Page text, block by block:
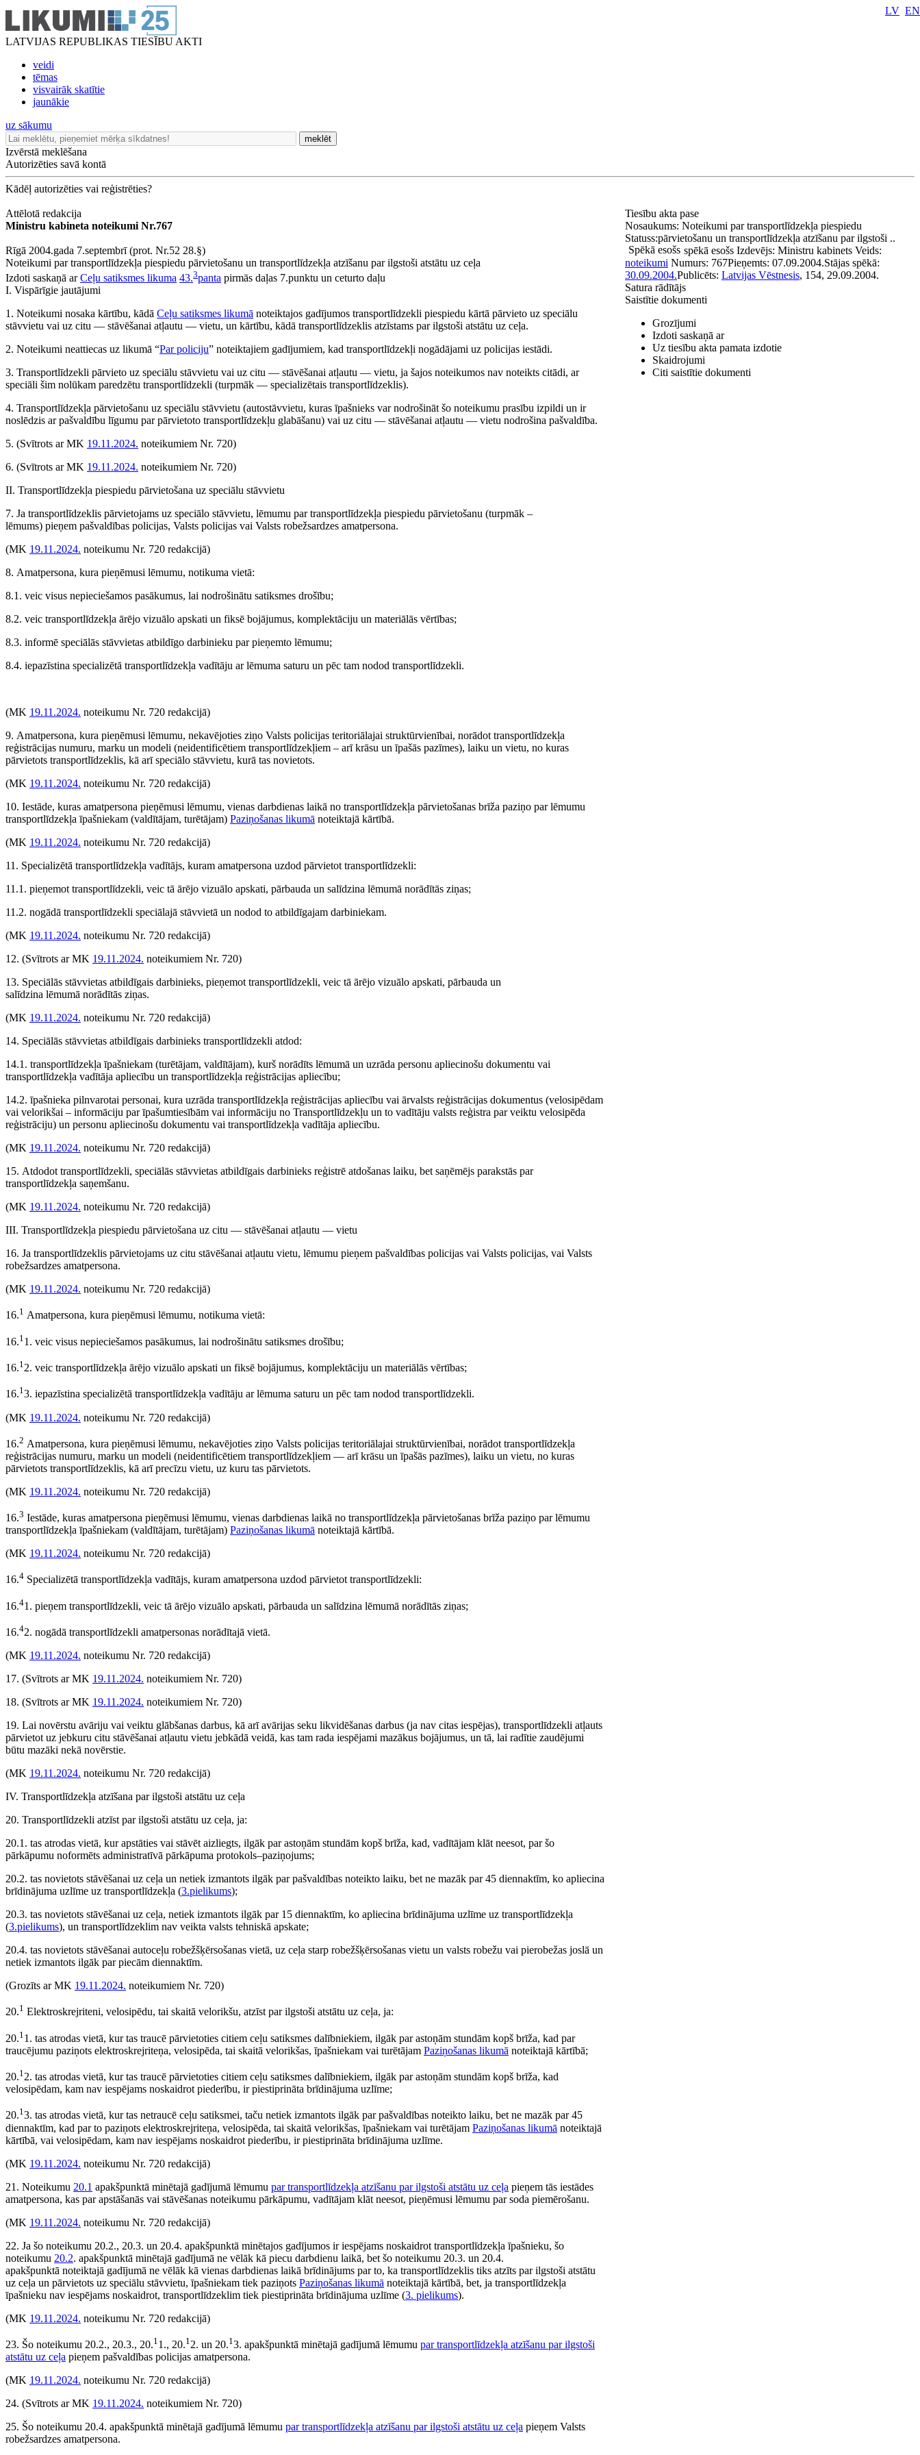
LATVIJAS REPUBLIKAS TIESĪBU AKTI
veidi
tēmas
visvairāk skatītie
jaunākie
LV EN
uz sākumu
meklēt
Izvērstā meklēšana
Autorizēties savā kontā
Kādēļ autorizēties vai reģistrēties?
Attēlotā redakcija
Ministru kabineta noteikumi Nr.767
Rīgā 2004.gada 7.septembrī (prot. Nr.52 28.§)
Noteikumi par transportlīdzekļa piespiedu pārvietošanu un transportlīdzekļa atzīšanu par ilgstoši atstātu uz ceļa
Izdoti saskaņā arCeļu satiksmes likuma 43.3panta pirmās daļas 7.punktu un ceturto daļu
I. Vispārīgie jautājumi
1. Noteikumi nosaka kārtību, kādā Ceļu satiksmes likumā noteiktajos gadījumos transportlīdzekli piespiedu kārtā pārvieto uz speciālu
stāvvietu vai uz citu — stāvēšanai atļautu — vietu, un kārtību, kādā transportlīdzeklis atzīstams par ilgstoši atstātu uz ceļa.
2. Noteikumi neattiecas uz likumā “Par policiju” noteiktajiem gadījumiem, kad transportlīdzekļi nogādājami uz policijas iestādi.
3. Transportlīdzekli pārvieto uz speciālu stāvvietu vai uz citu — stāvēšanai atļautu — vietu, ja šajos noteikumos nav noteikts citādi, ar
speciāli šim nolūkam paredzētu transportlīdzekli (turpmāk — specializētais transportlīdzeklis).
4. Transportlīdzekļa pārvietošanu uz speciālu stāvvietu (autostāvvietu, kuras īpašnieks var nodrošināt šo noteikumu prasību izpildi un ir
noslēdzis ar pašvaldību līgumu par pārvietoto transportlīdzekļu glabāšanu) vai uz citu — stāvēšanai atļautu — vietu nodrošina pašvaldība.
5. (Svītrots ar MK 19.11.2024. noteikumiem Nr. 720)
6. (Svītrots ar MK 19.11.2024. noteikumiem Nr. 720)
II. Transportlīdzekļa piespiedu pārvietošana uz speciālu stāvvietu
7. Ja transportlīdzeklis pārvietojams uz speciālo stāvvietu, lēmumu par transportlīdzekļa piespiedu pārvietošanu (turpmāk –
lēmums) pieņem pašvaldības policijas, Valsts policijas vai Valsts robežsardzes amatpersona.
(MK 19.11.2024. noteikumu Nr. 720 redakcijā)
8. Amatpersona, kura pieņēmusi lēmumu, notikuma vietā:
8.1. veic visus nepieciešamos pasākumus, lai nodrošinātu satiksmes drošību;
8.2. veic transportlīdzekļa ārējo vizuālo apskati un fiksē bojājumus, komplektāciju un materiālās vērtības;
8.3. informē speciālās stāvvietas atbildīgo darbinieku par pieņemto lēmumu;
8.4. iepazīstina specializētā transportlīdzekļa vadītāju ar lēmuma saturu un pēc tam nodod transportlīdzekli.
(MK 19.11.2024. noteikumu Nr. 720 redakcijā)
9. Amatpersona, kura pieņēmusi lēmumu, nekavējoties ziņo Valsts policijas teritoriālajai struktūrvienībai, norādot transportlīdzekļa
reģistrācijas numuru, marku un modeli (neidentificētiem transportlīdzekļiem – arī krāsu un īpašās pazīmes), laiku un vietu, no kuras
pārvietots transportlīdzeklis, kā arī speciālo stāvvietu, kurā tas novietots.
(MK 19.11.2024. noteikumu Nr. 720 redakcijā)
10. Iestāde, kuras amatpersona pieņēmusi lēmumu, vienas darbdienas laikā no transportlīdzekļa pārvietošanas brīža paziņo par lēmumu
transportlīdzekļa īpašniekam (valdītājam, turētājam) Paziņošanas likumā noteiktajā kārtībā.
(MK 19.11.2024. noteikumu Nr. 720 redakcijā)
11. Specializētā transportlīdzekļa vadītājs, kuram amatpersona uzdod pārvietot transportlīdzekli:
11.1. pieņemot transportlīdzekli, veic tā ārējo vizuālo apskati, pārbauda un salīdzina lēmumā norādītās ziņas;
11.2. nogādā transportlīdzekli speciālajā stāvvietā un nodod to atbildīgajam darbiniekam.
(MK 19.11.2024. noteikumu Nr. 720 redakcijā)
12. (Svītrots ar MK 19.11.2024. noteikumiem Nr. 720)
13. Speciālās stāvvietas atbildīgais darbinieks, pieņemot transportlīdzekli, veic tā ārējo vizuālo apskati, pārbauda un
salīdzina lēmumā norādītās ziņas.
(MK 19.11.2024. noteikumu Nr. 720 redakcijā)
14. Speciālās stāvvietas atbildīgais darbinieks transportlīdzekli atdod:
14.1. transportlīdzekļa īpašniekam (turētājam, valdītājam), kurš norādīts lēmumā un uzrāda personu apliecinošu dokumentu vai
transportlīdzekļa vadītāja apliecību un transportlīdzekļa reģistrācijas apliecību;
14.2. īpašnieka pilnvarotai personai, kura uzrāda transportlīdzekļa reģistrācijas apliecību vai ārvalsts reģistrācijas dokumentus (velosipēdam
vai velorikšai – informāciju par īpašumtiesībām vai informāciju no Transportlīdzekļu un to vadītāju valsts reģistra par veiktu velosipēda
reģistrāciju) un personu apliecinošu dokumentu vai transportlīdzekļa vadītāja apliecību.
(MK 19.11.2024. noteikumu Nr. 720 redakcijā)
15. Atdodot transportlīdzekli, speciālās stāvvietas atbildīgais darbinieks reģistrē atdošanas laiku, bet saņēmējs parakstās par
transportlīdzekļa saņemšanu.
(MK 19.11.2024. noteikumu Nr. 720 redakcijā)
III. Transportlīdzekļa piespiedu pārvietošana uz citu — stāvēšanai atļautu — vietu
16. Ja transportlīdzeklis pārvietojams uz citu stāvēšanai atļautu vietu, lēmumu pieņem pašvaldības policijas vai Valsts policijas, vai Valsts
robežsardzes amatpersona.
(MK 19.11.2024. noteikumu Nr. 720 redakcijā)
16.1 Amatpersona, kura pieņēmusi lēmumu, notikuma vietā:
16.1 1. veic visus nepieciešamos pasākumus, lai nodrošinātu satiksmes drošību;
16.1 2. veic transportlīdzekļa ārējo vizuālo apskati un fiksē bojājumus, komplektāciju un materiālās vērtības;
16.13. iepazīstina specializētā transportlīdzekļa vadītāju ar lēmuma saturu un pēc tam nodod transportlīdzekli.
(MK 19.11.2024. noteikumu Nr. 720 redakcijā)
16.2 Amatpersona, kura pieņēmusi lēmumu, nekavējoties ziņo Valsts policijas teritoriālajai struktūrvienībai, norādot transportlīdzekļa
reģistrācijas numuru, marku un modeli (neidentificētiem transportlīdzekļiem — arī krāsu un īpašās pazīmes), laiku un vietu, no kuras
pārvietots transportlīdzeklis, kā arī precīzu vietu, uz kuru tas pārvietots.
(MK 19.11.2024. noteikumu Nr. 720 redakcijā)
16.3 Iestāde, kuras amatpersona pieņēmusi lēmumu, vienas darbdienas laikā no transportlīdzekļa pārvietošanas brīža paziņo par lēmumu
transportlīdzekļa īpašniekam (valdītājam, turētājam) Paziņošanas likumā noteiktajā kārtībā.
(MK 19.11.2024. noteikumu Nr. 720 redakcijā)
16.4 Specializētā transportlīdzekļa vadītājs, kuram amatpersona uzdod pārvietot transportlīdzekli:
16.41. pieņem transportlīdzekli, veic tā ārējo vizuālo apskati, pārbauda un salīdzina lēmumā norādītās ziņas;
16.42. nogādā transportlīdzekli amatpersonas norādītajā vietā.
(MK 19.11.2024. noteikumu Nr. 720 redakcijā)
17. (Svītrots ar MK 19.11.2024. noteikumiem Nr. 720)
18. (Svītrots ar MK 19.11.2024. noteikumiem Nr. 720)
19. Lai novērstu avāriju vai veiktu glābšanas darbus, kā arī avārijas seku likvidēšanas darbus (ja nav citas iespējas), transportlīdzekli atļauts
pārvietot uz jebkuru citu stāvēšanai atļautu vietu jebkādā veidā, kas tam rada iespējami mazākus bojājumus, un tā, lai radītie zaudējumi
būtu mazāki nekā novērstie.
(MK 19.11.2024. noteikumu Nr. 720 redakcijā)
IV. Transportlīdzekļa atzīšana par ilgstoši atstātu uz ceļa
20. Transportlīdzekli atzīst par ilgstoši atstātu uz ceļa, ja:
20.1. tas atrodas vietā, kur apstāties vai stāvēt aizliegts, ilgāk par astoņām stundām kopš brīža, kad, vadītājam klāt neesot, par šo
pārkāpumu noformēts administratīvā pārkāpuma protokols–paziņojums;
20.2. tas novietots stāvēšanai uz ceļa un netiek izmantots ilgāk par pašvaldības noteikto laiku, bet ne mazāk par 45 diennaktīm, ko apliecina
brīdinājuma uzlīme uz transportlīdzekļa (3.pielikums);
20.3. tas novietots stāvēšanai uz ceļa, netiek izmantots ilgāk par 15 diennaktīm, ko apliecina brīdinājuma uzlīme uz transportlīdzekļa
(3.pielikums), un transportlīdzeklim nav veikta valsts tehniskā apskate;
20.4. tas novietots stāvēšanai autoceļu robežšķērsošanas vietā, uz ceļa starp robežšķērsošanas vietu un valsts robežu vai pierobežas joslā un
netiek izmantots ilgāk par piecām diennaktīm.
(Grozīts ar MK 19.11.2024. noteikumiem Nr. 720)
20.1 Elektroskrejriteni, velosipēdu, tai skaitā velorikšu, atzīst par ilgstoši atstātu uz ceļa, ja:
20.1 1. tas atrodas vietā, kur tas traucē pārvietoties citiem ceļu satiksmes dalībniekiem, ilgāk par astoņām stundām kopš brīža, kad par
traucējumu paziņots elektroskrejriteņa, velosipēda, tai skaitā velorikšas, īpašniekam vai turētājam Paziņošanas likumā noteiktajā kārtībā;
20.1 2. tas atrodas vietā, kur tas traucē pārvietoties citiem ceļu satiksmes dalībniekiem, ilgāk par astoņām stundām kopš brīža, kad
velosipēdam, kam nav iespējams noskaidrot piederību, ir piestiprināta brīdinājuma uzlīme;
20.13. tas atrodas vietā, kur tas netraucē ceļu satiksmei, taču netiek izmantots ilgāk par pašvaldības noteikto laiku, bet ne mazāk par 45
diennaktīm, kad par to paziņots elektroskrejriteņa, velosipēda, tai skaitā velorikšas, īpašniekam vai turētājam Paziņošanas likumā noteiktajā
kārtībā, vai velosipēdam, kam nav iespējams noskaidrot piederību, ir piestiprināta brīdinājuma uzlīme.
(MK 19.11.2024. noteikumu Nr. 720 redakcijā)
21. Noteikumu 20.1 apakšpunktā minētajā gadījumā lēmumu par transportlīdzekļa atzīšanu par ilgstoši atstātu uz ceļa pieņem tās iestādes
amatpersona, kas par apstāšanās vai stāvēšanas noteikumu pārkāpumu, vadītājam klāt neesot, pieņēmusi lēmumu par soda piemērošanu.
(MK 19.11.2024. noteikumu Nr. 720 redakcijā)
22. Ja šo noteikumu 20.2., 20.3. un 20.4. apakšpunktā minētajos gadījumos ir iespējams noskaidrot transportlīdzekļa īpašnieku, šo
noteikumu 20.2. apakšpunktā minētajā gadījumā ne vēlāk kā piecu darbdienu laikā, bet šo noteikumu 20.3. un 20.4.
apakšpunktā noteiktajā gadījumā ne vēlāk kā vienas darbdienas laikā brīdinājums par to, ka transportlīdzeklis tiks atzīts par ilgstoši atstātu
uz ceļa un pārvietots uz speciālu stāvvietu, īpašniekam tiek paziņots Paziņošanas likumā noteiktajā kārtībā, bet, ja transportlīdzekļa
īpašnieku nav iespējams noskaidrot, transportlīdzeklim tiek piestiprināta brīdinājuma uzlīme (3. pielikums).
(MK 19.11.2024. noteikumu Nr. 720 redakcijā)
23. Šo noteikumu 20.2., 20.3., 20.1 1., 20.1 2. un 20.1 3. apakšpunktā minētajā gadījumā lēmumu par transportlīdzekļa atzīšanu par ilgstoši
atstātu uz ceļa pieņem pašvaldības policijas amatpersona.
(MK 19.11.2024. noteikumu Nr. 720 redakcijā)
24. (Svītrots ar MK 19.11.2024. noteikumiem Nr. 720)
25. Šo noteikumu 20.4. apakšpunktā minētajā gadījumā lēmumu par transportlīdzekļa atzīšanu par ilgstoši atstātu uz ceļa pieņem Valsts
robežsardzes amatpersona.
Tiesību akta pase
Nosaukums: Noteikumi par transportlīdzekļa piespiedu
pārvietošanu un transportlīdzekļa atzīšanu par ilgstoši ..
Statuss:
Spēkā esošs spēkā esošs Izdevējs: Ministru kabinets Veids:
noteikumi Numurs: 767Pieņemts: 07.09.2004.Stājas spēkā:
30.09.2004.Publicēts: Latvijas Vēstnesis, 154, 29.09.2004.
Satura rādītājs
Saistītie dokumenti
Grozījumi
Izdoti saskaņā ar
Uz tiesību akta pamata izdotie
Skaidrojumi
Citi saistītie dokumenti